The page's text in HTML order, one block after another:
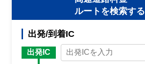
ルートを検索する
出発/到着IC
出発IC